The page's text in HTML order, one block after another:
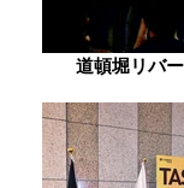
道頓堀リバ